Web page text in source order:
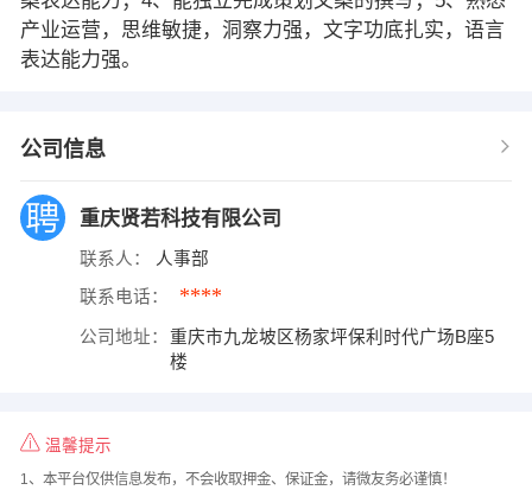
产业运营，思维敏捷，洞察力强，文字功底扎实，语言
表达能力强。
公司信息
重庆贤若科技有限公司
联系人： 人事部
联系电话： ****
公司地址：
重庆市九龙坡区杨家坪保利时代广场B座5
楼
温馨提示
1、本平台仅供信息发布，不会收取押金、保证金，请微友务必谨慎！